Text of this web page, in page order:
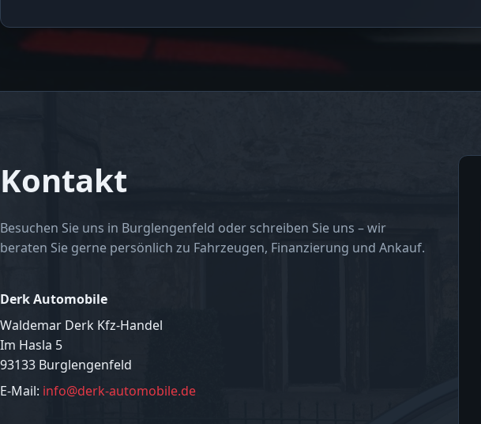
Kontakt
Besuchen Sie uns in Burglengenfeld oder schreiben Sie uns – wir
beraten Sie gerne persönlich zu Fahrzeugen, Finanzierung und Ankauf.
Derk Automobile
Waldemar Derk Kfz-Handel
Im Hasla 5
93133 Burglengenfeld
E-Mail: info@derk-automobile.de